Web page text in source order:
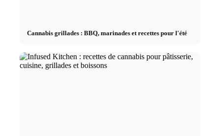
Cannabis grillades : BBQ, marinades et recettes pour l'été